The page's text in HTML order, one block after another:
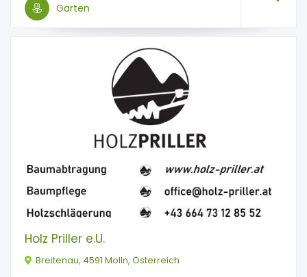
Garten
Holz Priller e.U.
Breitenau, 4591 Molln, Österreich